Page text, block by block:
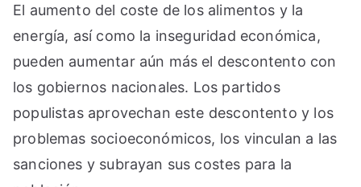
El aumento del coste de los alimentos y la
energía, así como la inseguridad económica,
pueden aumentar aún más el descontento con
los gobiernos nacionales. Los partidos
populistas aprovechan este descontento y los
problemas socioeconómicos, los vinculan a las
sanciones y subrayan sus costes para la